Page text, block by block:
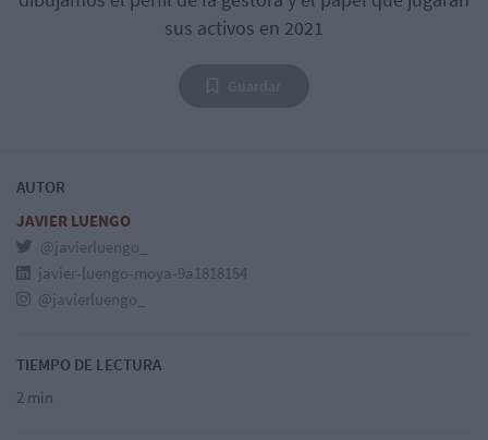
sus activos en 2021
AUTOR
JAVIER LUENGO
@javierluengo_
javier-luengo-moya-9a1818154
@javierluengo_
TIEMPO DE LECTURA
2 min